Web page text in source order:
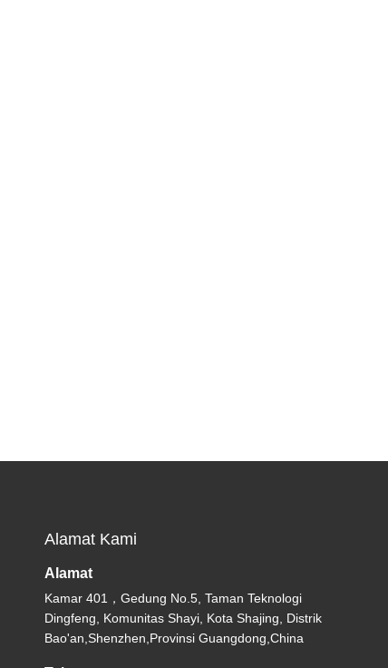
Alamat Kami
Alamat
Kamar 401，Gedung No.5, Taman Teknologi
Dingfeng, Komunitas Shayi, Kota Shajing, Distrik
Bao'an,Shenzhen,Provinsi Guangdong,China